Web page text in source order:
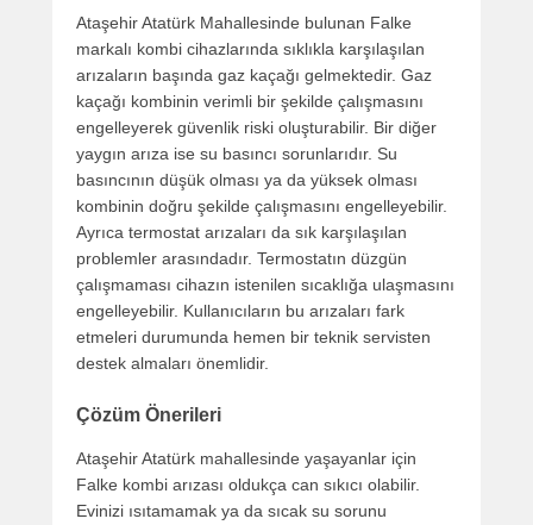
Ataşehir Atatürk Mahallesinde bulunan Falke
markalı kombi cihazlarında sıklıkla karşılaşılan
arızaların başında gaz kaçağı gelmektedir. Gaz
kaçağı kombinin verimli bir şekilde çalışmasını
engelleyerek güvenlik riski oluşturabilir. Bir diğer
yaygın arıza ise su basıncı sorunlarıdır. Su
basıncının düşük olması ya da yüksek olması
kombinin doğru şekilde çalışmasını engelleyebilir.
Ayrıca termostat arızaları da sık karşılaşılan
problemler arasındadır. Termostatın düzgün
çalışmaması cihazın istenilen sıcaklığa ulaşmasını
engelleyebilir. Kullanıcıların bu arızaları fark
etmeleri durumunda hemen bir teknik servisten
destek almaları önemlidir.
Çözüm Önerileri
Ataşehir Atatürk mahallesinde yaşayanlar için
Falke kombi arızası oldukça can sıkıcı olabilir.
Evinizi ısıtamamak ya da sıcak su sorunu